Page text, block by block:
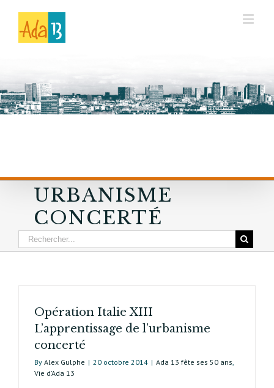
URBANISME
CONCERTÉ
Opération Italie XIII
L’apprentissage de l’urbanisme
concerté
By Alex Gulphe | 20 octobre 2014 | Ada 13 fête ses 50 ans,
Vie d’Ada 13